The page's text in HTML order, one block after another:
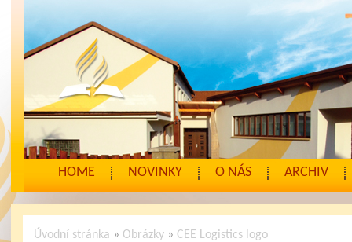
HOME NOVINKY O NÁS ARCHIV
Úvodní stránka » Obrázky » CEE Logistics logo